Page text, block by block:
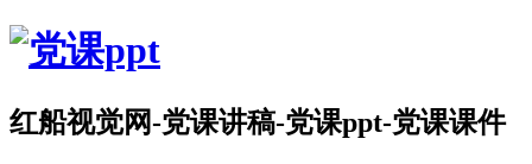
红船视觉网-党课讲稿-党课ppt-党课课件